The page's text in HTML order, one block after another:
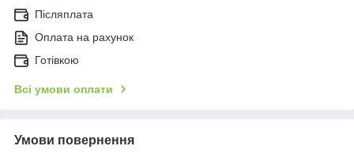
Післяплата
Оплата на рахунок
Готівкою
Всі умови оплати
Умови повернення